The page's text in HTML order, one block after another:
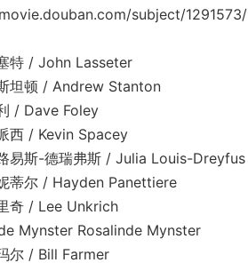
subject/1291573/
/ John Lasseter
/ Andrew Stanton
Dave Foley
Spacey
瑞弗斯 / Julia Louis-Dreyfus
Hayden Panettiere
Lee Unkrich
Rosalinde Mynster
Bill Farmer